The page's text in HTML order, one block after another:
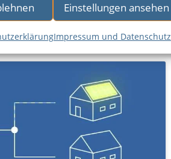
Einstellungen ansehen
Impressum und Datenschutz